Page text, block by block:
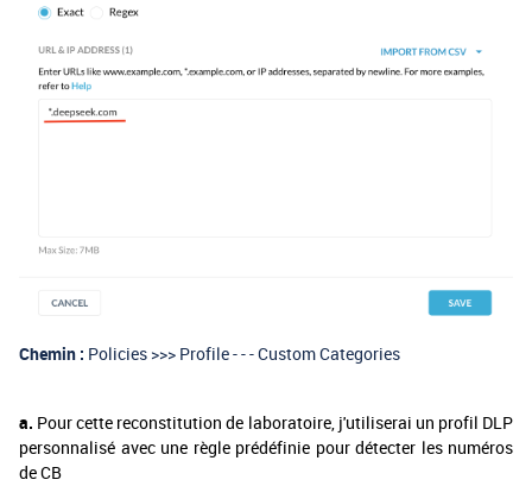
Chemin : Policies >>> Profile - - - Custom Categories
a. Pour cette reconstitution de laboratoire, j'utiliserai un profil DLP
personnalisé avec une règle prédéfinie pour détecter les numéros
de CB